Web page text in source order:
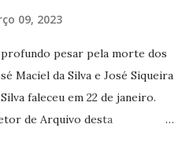
09, 2023
profundo pesar pela morte dos
Maciel da Silva e José Siqueira
faleceu em 22 de janeiro.
de Arquivo desta